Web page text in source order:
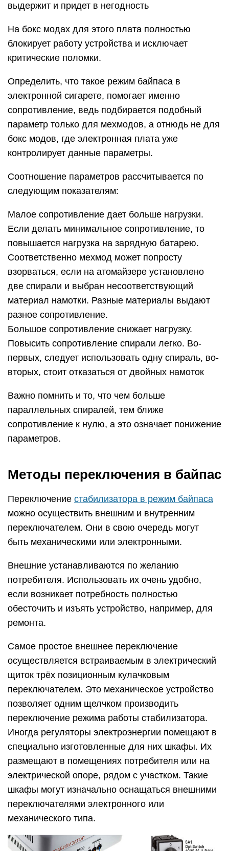
выдержит и придет в негодность
На бокс модах для этого плата полностью
блокирует работу устройства и исключает
критические поломки.
Определить, что такое режим байпаса в
электронной сигарете, помогает именно
сопротивление, ведь подбирается подобный
параметр только для мехмодов, а отнюдь не для
бокс модов, где электронная плата уже
контролирует данные параметры.
Соотношение параметров рассчитывается по
следующим показателям:
Малое сопротивление дает больше нагрузки.
Если делать минимальное сопротивление, то
повышается нагрузка на зарядную батарею.
Соответственно мехмод может попросту
взорваться, если на атомайзере установлено
две спирали и выбран несоответствующий
материал намотки. Разные материалы выдают
разное сопротивление.
Большое сопротивление снижает нагрузку.
Повысить сопротивление спирали легко. Во-
первых, следует использовать одну спираль, во-
вторых, стоит отказаться от двойных намоток
Важно помнить и то, что чем больше
параллельных спиралей, тем ближе
сопротивление к нулю, а это означает понижение
параметров.
Методы переключения в байпас
Переключение стабилизатора в режим байпаса
можно осуществить внешним и внутренним
переключателем. Они в свою очередь могут
быть механическими или электронными.
Внешние устанавливаются по желанию
потребителя. Использовать их очень удобно,
если возникает потребность полностью
обесточить и изъять устройство, например, для
ремонта.
Самое простое внешнее переключение
осуществляется встраиваемым в электрический
щиток трёх позиционным кулачковым
переключателем. Это механическое устройство
позволяет одним щелчком производить
переключение режима работы стабилизатора.
Иногда регуляторы электроэнергии помещают в
специально изготовленные для них шкафы. Их
размещают в помещениях потребителя или на
электрической опоре, рядом с участком. Такие
шкафы могут изначально оснащаться внешними
переключателями электронного или
механического типа.